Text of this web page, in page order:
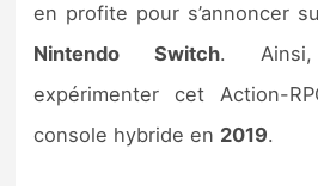
Bons plans
Guides
en profite pour s’annoncer
Nintendo Switch.
expérimenter cet Action-
console hybride en 2019.